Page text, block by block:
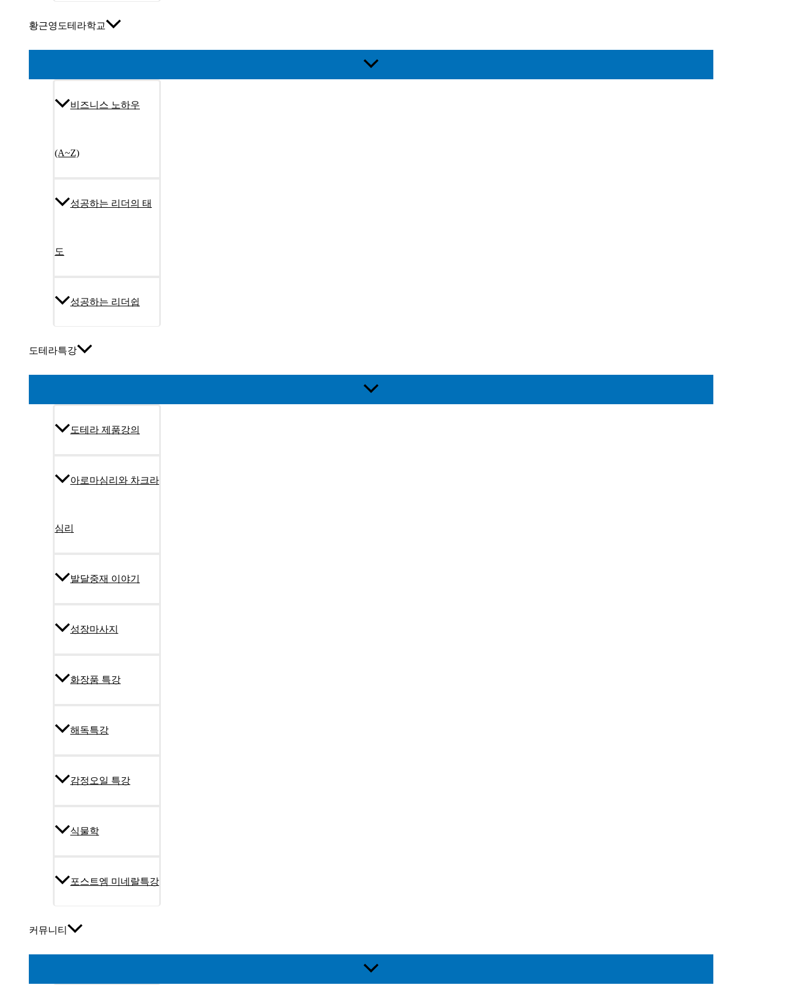
황근영도테라학교
비즈니스 노하우
(A~Z)
성공하는 리더의 태
도
성공하는 리더쉽
도테라특강
도테라 제품강의
아로마심리와 차크라
심리
발달중재 이야기
성장마사지
화장품 특강
해독특강
감정오일 특강
식물학
포스트엠 미네랄특강
커뮤니티